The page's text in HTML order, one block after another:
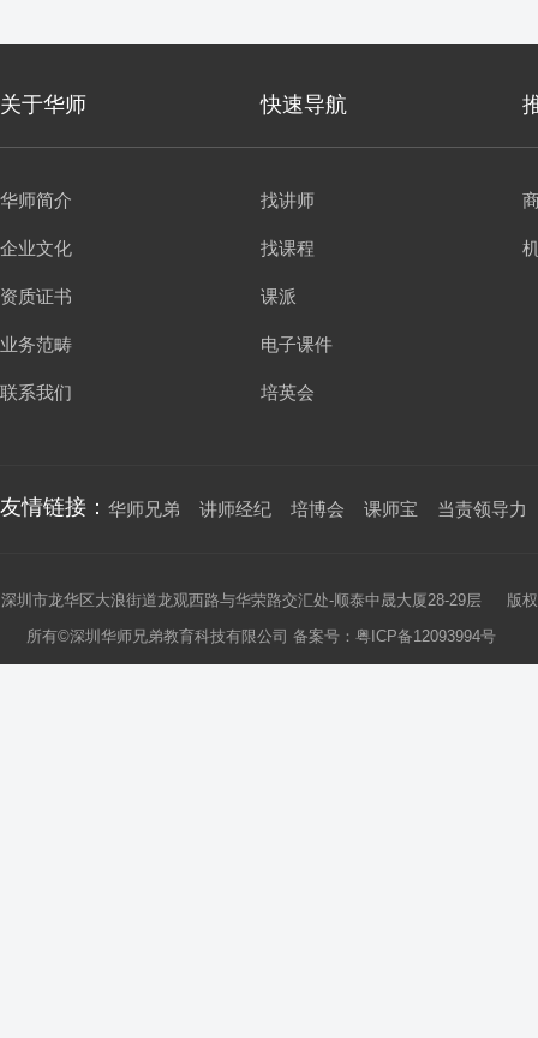
关于华师 快速导航
华师简介
企业文化
资质证书
业务范畴
联系我们
找讲师
找课程
课派
电子课件
培英会
友情链接： 华师兄弟 讲师经纪 培博会 课师宝 当责领导力
深圳市龙华区大浪街道龙观西路与华荣路交汇处-顺泰中晟大厦28-29层 版权
所有©深圳华师兄弟教育科技有限公司 备案号： 粤ICP备12093994号